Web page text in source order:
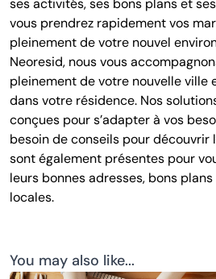
ses activités, ses bons plans et
vous prendrez rapidement vos
pleinement de votre nouvel
Neoresid, nous vous
pleinement de votre nouvelle ville
dans votre résidence. Nos
conçues pour s’adapter à vos
besoin de conseils pour découvrir
sont également présentes pour
leurs bonnes adresses, bons
locales.
You may also like...